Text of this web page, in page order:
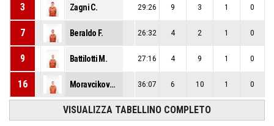
3 Zagni C. 29:26 9 3 1 0
7 Beraldo F. 26:32 4 2 1 0
9 Battilotti M. 27:16 4 9 1 0
16 Moravcikova A. 36:07 6 10 1 0
VISUALIZZA TABELLINO COMPLETO